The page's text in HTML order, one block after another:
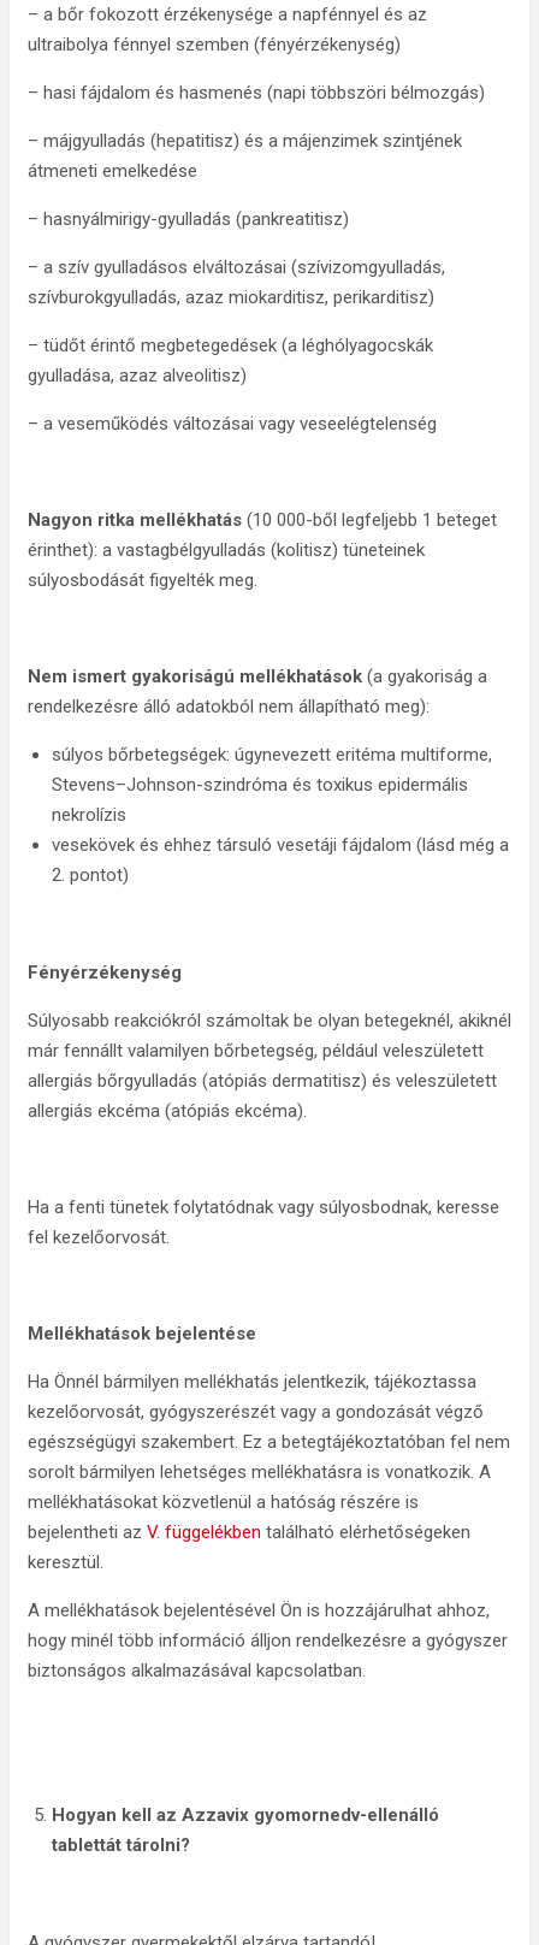
– a bőr fokozott érzékenysége a napfénnyel és az
ultraibolya fénnyel szemben (fényérzékenység)
– hasi fájdalom és hasmenés (napi többszöri bélmozgás)
– májgyulladás (hepatitisz) és a májenzimek szintjének
átmeneti emelkedése
– hasnyálmirigy-gyulladás (pankreatitisz)
– a szív gyulladásos elváltozásai (szívizomgyulladás,
szívburokgyulladás, azaz miokarditisz, perikarditisz)
– tüdőt érintő megbetegedések (a léghólyagocskák
gyulladása, azaz alveolitisz)
– a veseműködés változásai vagy veseelégtelenség
Nagyon ritka mellékhatás (10 000-ből legfeljebb 1 beteget
érinthet): a vastagbélgyulladás (kolitisz) tüneteinek
súlyosbodását figyelték meg.
Nem ismert gyakoriságú mellékhatások (a gyakoriság a
rendelkezésre álló adatokból nem állapítható meg):
súlyos bőrbetegségek: úgynevezett eritéma multiforme,
Stevens–Johnson-szindróma és toxikus epidermális
nekrolízis
vesekövek és ehhez társuló vesetáji fájdalom (lásd még a
2. pontot)
Fényérzékenység
Súlyosabb reakciókról számoltak be olyan betegeknél, akiknél
már fennállt valamilyen bőrbetegség, például veleszületett
allergiás bőrgyulladás (atópiás dermatitisz) és veleszületett
allergiás ekcéma (atópiás ekcéma).
Ha a fenti tünetek folytatódnak vagy súlyosbodnak, keresse
fel kezelőorvosát.
Mellékhatások bejelentése
Ha Önnél bármilyen mellékhatás jelentkezik, tájékoztassa
kezelőorvosát, gyógyszerészét vagy a gondozását végző
egészségügyi szakembert. Ez a betegtájékoztatóban fel nem
sorolt bármilyen lehetséges mellékhatásra is vonatkozik. A
mellékhatásokat közvetlenül a hatóság részére is
bejelentheti az V. függelékben található elérhetőségeken
keresztül.
A mellékhatások bejelentésével Ön is hozzájárulhat ahhoz,
hogy minél több információ álljon rendelkezésre a gyógyszer
biztonságos alkalmazásával kapcsolatban.
Hogyan kell az Azzavix gyomornedv-ellenálló
tablettát tárolni?